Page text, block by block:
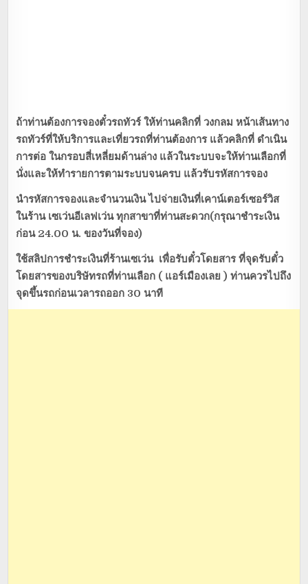
ถ้าท่านต้องการจองตั๋วรถทัวร์ ให้ท่านคลิกที่ วงกลม หน้าเส้นทาง
รถทัวร์ที่ให้บริการและเที่ยวรถที่ท่านต้องการ แล้วคลิกที่ ดำเนิน
การต่อ ในกรอบสี่เหลี่ยมด้านล่าง แล้วในระบบจะให้ท่านเลือกที่
นั่งและให้ทำรายการตามระบบจนครบ แล้วรับรหัสการจอง
นำรหัสการจองและจำนวนเงิน ไปจ่ายเงินที่เคาน์เตอร์เซอร์วิส
ในร้าน เซเว่นอีเลฟเว่น ทุกสาขาที่ท่านสะดวก(กรุณาชำระเงิน
ก่อน 24.00 น. ของวันที่จอง)
ใช้สลิปการชำระเงินที่ร้านเซเว่น เพื่อรับตั๋วโดยสาร ที่จุดรับตั๋ว
โดยสารของบริษัทรถที่ท่านเลือก ( แอร์เมืองเลย ) ท่านควรไปถึง
จุดขึ้นรถก่อนเวลารถออก 30 นาที